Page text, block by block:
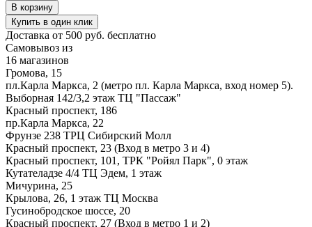
В корзину
Купить в один клик
Доставка от 500 руб. бесплатно
Самовывоз из
16 магазинов
Громова, 15
пл.Карла Маркса, 2 (метро пл. Карла Маркса, вход номер 5).
Выборная 142/3,2 этаж ТЦ "Пассаж"
Красный проспект, 186
пр.Карла Маркса, 22
Фрунзе 238 ТРЦ Сибирский Молл
Красный проспект, 23 (Вход в метро 3 и 4)
Красный проспект, 101, ТРК "Ройял Парк", 0 этаж
Кутателадзе 4/4 ТЦ Эдем, 1 этаж
Мичурина, 25
Крылова, 26, 1 этаж ТЦ Москва
Гусинобродское шоссе, 20
Красный проспект, 27 (Вход в метро 1 и 2)